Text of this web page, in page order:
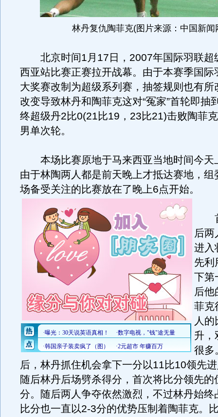
林丹复仇陶菲克(图片来源：中国新闻
北京时间1月17日，2007年国际羽联超
西亚站比赛正赛拉开战幕。由于本赛季国际
大奖赛改制为超级系列赛，抽签规则也有所
改变导致林丹和陶菲克这对“冤家”首轮即抽
终超级丹2比0(21比19，23比21)击败陶菲
男单次轮。
本场比赛原地于马来西亚当地时间今天
由于林陶两人都是前天晚上才抵达赛地，组
场备受关注的比赛放在了晚上6点开始。
首
后两
进入
先利
下第
后他
菲克
人的
升，
很多
后，林丹抓住机会拿下一分以11比10领先
随后林丹后场劈杀得分，首次将比分领先的
分。随后两人争夺依然激烈，不过林丹始终
比分也一直以2-3分的优势压制着陶菲克。